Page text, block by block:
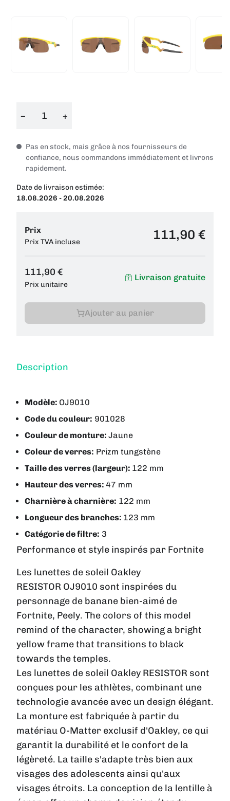
− +
Pas en stock, mais grâce à nos fournisseurs de
confiance, nous commandons immédiatement et livrons
rapidement.
Date de livraison estimée:
18.08.2026 - 20.08.2026
Prix
Prix TVA incluse 111,90 €
111,90 €
Prix unitaire
Livraison gratuite
Ajouter au panier
Description
Modèle: OJ9010
Code du couleur: 901028
Couleur de monture: Jaune
Coleur de verres: Prizm tungstène
Taille des verres (largeur): 122 mm
Hauteur des verres: 47 mm
Charnière à charnière: 122 mm
Longueur des branches: 123 mm
Catégorie de filtre: 3
Performance et style inspirés par Fortnite
Les lunettes de soleil Oakley
RESISTOR OJ9010 sont inspirées du
personnage de banane bien-aimé de
Fortnite, Peely. The colors of this model
remind of the character, showing a bright
yellow frame that transitions to black
towards the temples.
Les lunettes de soleil Oakley RESISTOR sont
conçues pour les athlètes, combinant une
technologie avancée avec un design élégant.
La monture est fabriquée à partir du
matériau O-Matter exclusif d'Oakley, ce qui
garantit la durabilité et le confort de la
légèreté. La taille s'adapte très bien aux
visages des adolescents ainsi qu'aux
visages étroits. La conception de la lentille à